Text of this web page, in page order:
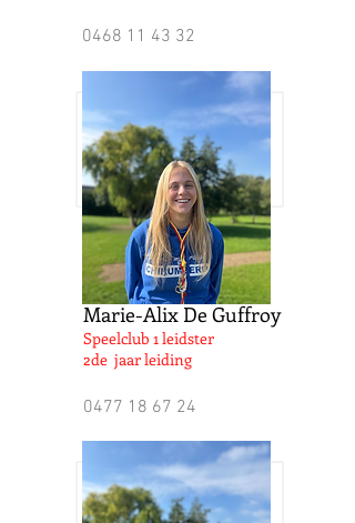
0468 11 43 32
Marie-Alix De Guffroy
Speelclub 1 leidster
2de jaar leiding
0477 18 67 24